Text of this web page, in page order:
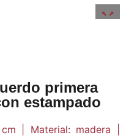
primera
estampado
| Material: madera |